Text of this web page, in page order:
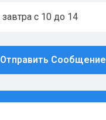
Отправить Сообщение